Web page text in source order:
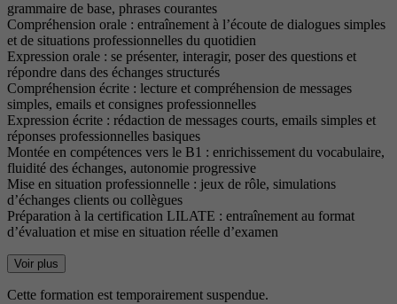
grammaire de base, phrases courantes
Compréhension orale : entraînement à l’écoute de dialogues simples
et de situations professionnelles du quotidien
Expression orale : se présenter, interagir, poser des questions et
répondre dans des échanges structurés
Compréhension écrite : lecture et compréhension de messages
simples, emails et consignes professionnelles
Expression écrite : rédaction de messages courts, emails simples et
réponses professionnelles basiques
Montée en compétences vers le B1 : enrichissement du vocabulaire,
fluidité des échanges, autonomie progressive
Mise en situation professionnelle : jeux de rôle, simulations
d’échanges clients ou collègues
Préparation à la certification LILATE : entraînement au format
d’évaluation et mise en situation réelle d’examen
Voir plus
Cette formation est temporairement suspendue.